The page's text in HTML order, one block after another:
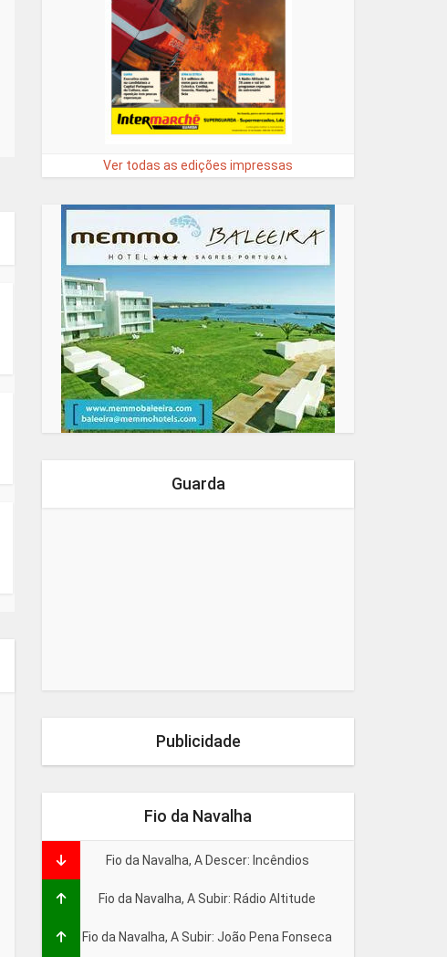
Ver todas as edições impressas
Guarda
Publicidade
Fio da Navalha
Fio da Navalha, A Descer: Incêndios
Fio da Navalha, A Subir: Rádio Altitude
Fio da Navalha, A Subir: João Pena Fonseca